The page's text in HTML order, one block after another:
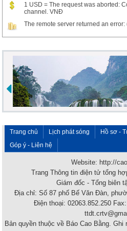
1 USD = The request was aborted:
channel. VNĐ
The remote server returned an
Trang chủ Lịch phát sóng Hồ sơ -
Góp ý - Liên hệ
Website: http://
Trang Thông tin điện tử tổng
Giám đốc - Tổng biên
Địa chỉ: Số 87 phố Bế Văn Đàn,
Điện thoại: 02063.852.250
Bản quyền thuộc về Báo Cao Bằng. Ghi